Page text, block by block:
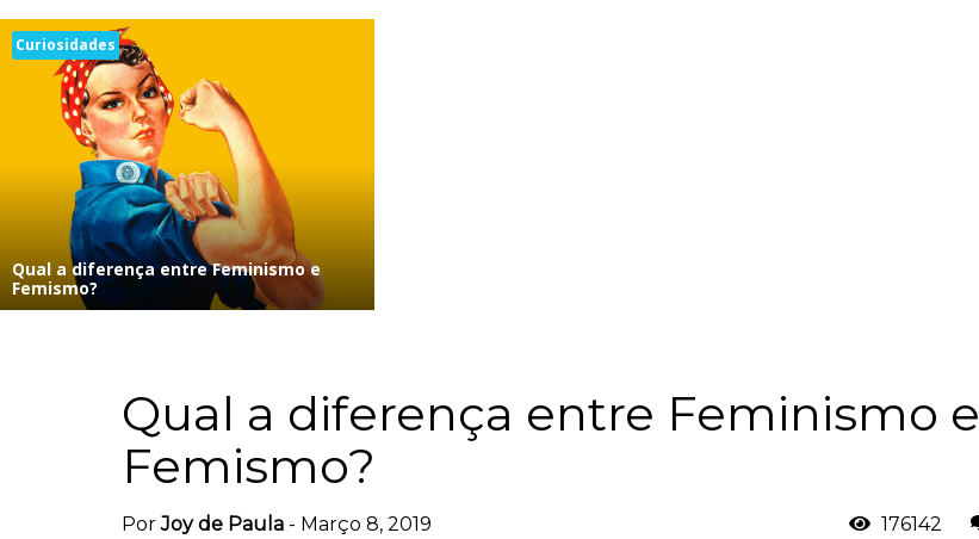
Curiosidades
Qual a diferença entre Feminismo e
Femismo?
Qual a diferença entre Feminismo e
Femismo?
PorJoy de Paula - Março 8, 2019 176142